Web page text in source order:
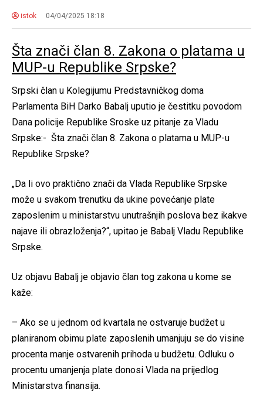
istok 04/04/2025 18:18
Šta znači član 8. Zakona o platama u
MUP-u Republike Srpske?
Srpski član u Kolegijumu Predstavničkog doma
Parlamenta BiH Darko Babalj uputio je čestitku povodom
Dana policije Republike Sroske uz pitanje za Vladu
Srpske:- Šta znači član 8. Zakona o platama u MUP-u
Republike Srpske?
„Da li ovo praktično znači da Vlada Republike Srpske
može u svakom trenutku da ukine povećanje plate
zaposlenim u ministarstvu unutrašnjih poslova bez ikakve
najave ili obrazloženja?“, upitao je Babalj Vladu Republike
Srpske.
Uz objavu Babalj je objavio član tog zakona u kome se
kaže:
– Ako se u jednom od kvartala ne ostvaruje budžet u
planiranom obimu plate zaposlenih umanjuju se do visine
procenta manje ostvarenih prihoda u budžetu. Odluku o
procentu umanjenja plate donosi Vlada na prijedlog
Ministarstva finansija.